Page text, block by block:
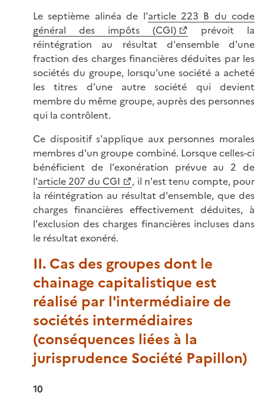
Le septième alinéa de l'article 223 B du code
général des impôts (CGI)
prévoit la
réintégration au résultat d'ensemble d'une
fraction des charges financières déduites par les
sociétés du groupe, lorsqu'une société a acheté
les titres d'une autre société qui devient
membre du même groupe, auprès des personnes
qui la contrôlent.
Ce dispositif s'applique aux personnes morales
membres d'un groupe combiné. Lorsque celles-ci
bénéficient de l'exonération prévue au 2 de
l'article 207 du CGI
, il n'est tenu compte, pour
la réintégration au résultat d'ensemble, que des
charges financières effectivement déduites, à
l'exclusion des charges financières incluses dans
le résultat exonéré.
II. Cas des groupes dont le
chainage capitalistique est
réalisé par l'intermédiaire de
sociétés intermédiaires
(conséquences liées à la
jurisprudence Société Papillon)
10